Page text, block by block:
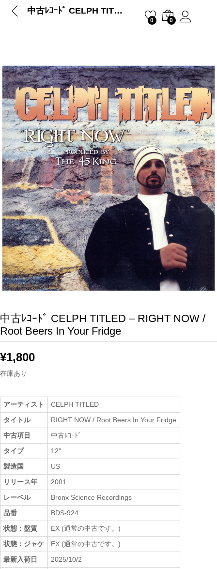
中古ﾚｺｰﾄﾞ CELPH TITLED – RIGHT NOW / Root Beers In Your Fridge
0 0
中古ﾚｺｰﾄﾞ CELPH TITLED – RIGHT NOW /
Root Beers In Your Fridge
¥1,800
在庫あり
アーティスト
CELPH TITLED
タイトル
RIGHT NOW / Root Beers In Your Fridge
中古項目
中古ﾚｺｰﾄﾞ
タイプ
12"
製造国
US
リリース年
2001
レーベル
Bronx Science Recordings
品番
BDS-924
状態：盤質
EX (通常の中古です。)
状態：ジャケ
EX (通常の中古です。)
最新入荷日
2025/10/2